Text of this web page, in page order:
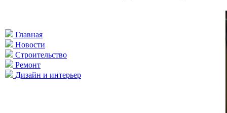
Главная
Новости
Строительство
Ремонт
Дизайн и интерьер